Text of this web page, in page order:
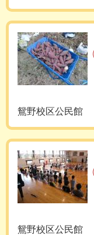
鴛野校区公民館
鴛野校区公民館